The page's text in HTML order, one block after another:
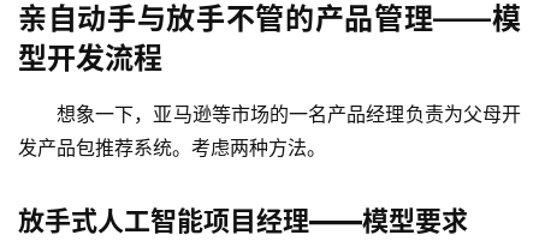
亲自动手与放手不管的产品管理——模
型开发流程
想象一下，亚马逊等市场的一名产品经理负责为父母开
发产品包推荐系统。考虑两种方法。
放手式人工智能项目经理——模型要求